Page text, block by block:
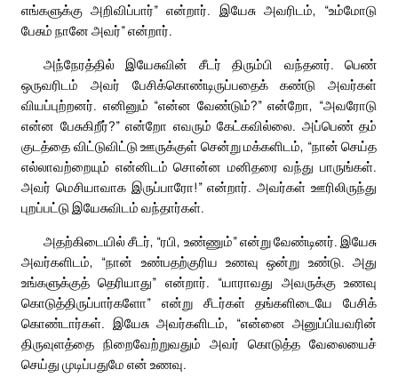
எங்களுக்கு அறிவிப்பார்” என்றார். இயேசு அவரிடம், “உம்மோடு
பேசும் நானே அவர்” என்றார்.
அந்நேரத்தில் இயேசுவின் சீடர் திரும்பி வந்தனர். பெண்
ஒருவரிடம் அவர் பேசிக்கொண்டிருப்பதைக் கண்டு அவர்கள்
வியப்புற்றனர். எனினும் “என்ன வேண்டும்?” என்றோ, “அவரோடு
என்ன பேசுகிறீர்?” என்றோ எவரும் கேட்கவில்லை. அப்பெண் தம்
குடத்தை விட்டுவிட்டு ஊருக்குள் சென்று மக்களிடம், “நான் செய்த
எல்லாவற்றையும் என்னிடம் சொன்ன மனிதரை வந்து பாருங்கள்.
அவர் மெசியாவாக இருப்பாரோ!” என்றார். அவர்கள் ஊரிலிருந்து
புறப்பட்டு இயேசுவிடம் வந்தார்கள்.
அதற்கிடையில் சீடர், “ரபி, உண்ணும்” என்று வேண்டினர். இயேசு
அவர்களிடம், “நான் உண்பதற்குரிய உணவு ஒன்று உண்டு. அது
உங்களுக்குத் தெரியாது” என்றார். “யாராவது அவருக்கு உணவு
கொடுத்திருப்பார்களோ” என்று சீடர்கள் தங்களிடையே பேசிக்
கொண்டார்கள். இயேசு அவர்களிடம், “என்னை அனுப்பியவரின்
திருவுளத்தை நிறைவேற்றுவதும் அவர் கொடுத்த வேலையைச்
செய்து முடிப்பதுமே என் உணவு.